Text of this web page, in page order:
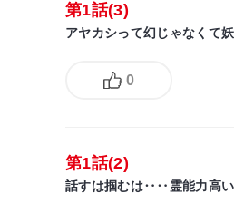
第1話(3)
アヤカシって幻じゃなくて
0
第1話(2)
話すは掴むは‥‥霊能力高